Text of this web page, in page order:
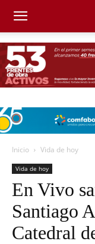
Inicio Vida de hoy
Vida de hoy
En Vivo
Santiago
Catedral